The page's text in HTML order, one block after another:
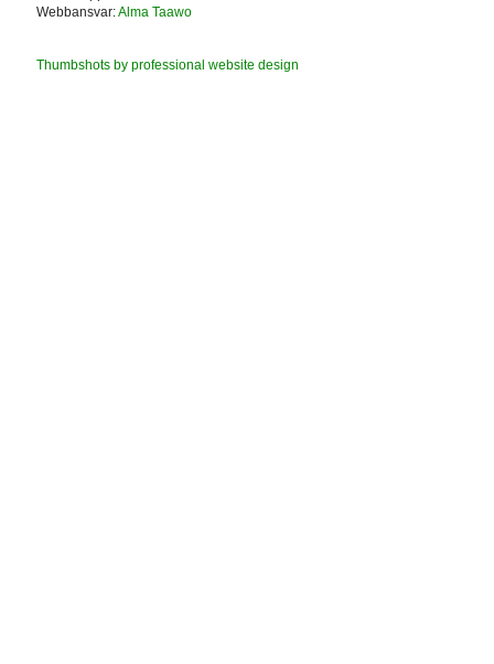
Webbansvar:Alma Taawo
Thumbshots by professional website design